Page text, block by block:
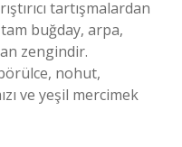
tartışmalardan
buğday, arpa,
zengindir.
nohut,
ve yeşil mercimek